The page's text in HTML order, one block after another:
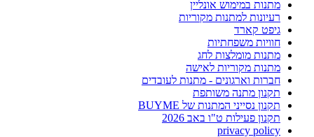
מתנות במימוש אונליין
רעיונות למתנות מקוריות
גיפט קארד
חוויות משפחתיות
מתנות מומלצות לחג
מתנות מקוריות לאישה
חברות וארגונים - מתנות לעובדים
תקנון מתנה משותפת
תקנון נסייני המתנות של BUYME
תקנון פעילות ט"ו באב 2026
privacy policy